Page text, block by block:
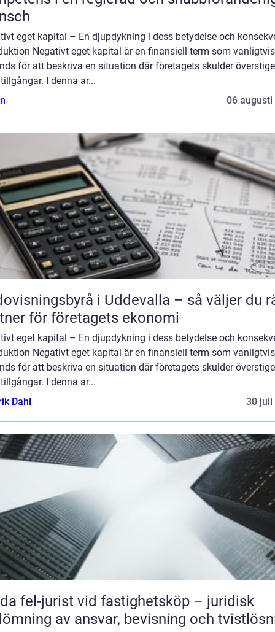
eget kapital – En djupdykning i dess betydelse och
Negativt eget kapital är en finansiell term som vanligtvis
för att beskriva en situation där företagets skulder
I denna ar...
06 augusti
i Uddevalla – så väljer du
för företagets ekonomi
eget kapital – En djupdykning i dess betydelse och
Negativt eget kapital är en finansiell term som vanligtvis
för att beskriva en situation där företagets skulder
I denna ar...
Dahl
30 juli
fel-jurist vid fastighetsköp – juridisk
av ansvar, bevisning och